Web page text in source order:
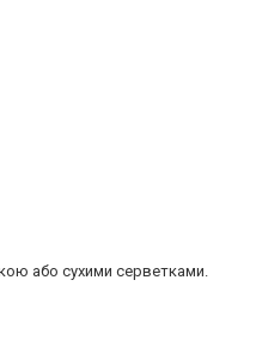
або сухими серветками.